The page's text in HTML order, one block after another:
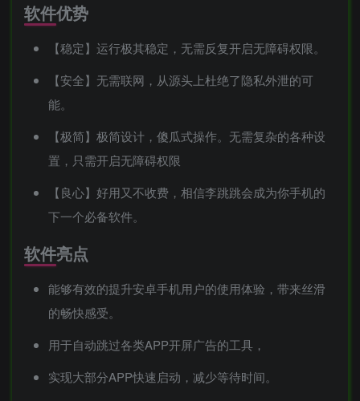
软件优势
【稳定】运行极其稳定，无需反复开启无障碍权限。
【安全】无需联网，从源头上杜绝了隐私外泄的可
能。
【极简】极简设计，傻瓜式操作。无需复杂的各种设
置，只需开启无障碍权限
【良心】好用又不收费，相信李跳跳会成为你手机的
下一个必备软件。
软件亮点
能够有效的提升安卓手机用户的使用体验，带来丝滑
的畅快感受。
用于自动跳过各类APP开屏广告的工具，
实现大部分APP快速启动，减少等待时间。